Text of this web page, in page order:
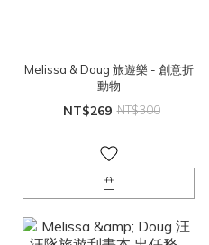
Melissa & Doug 旅遊樂 - 創意折
動物
NT$269 NT$300